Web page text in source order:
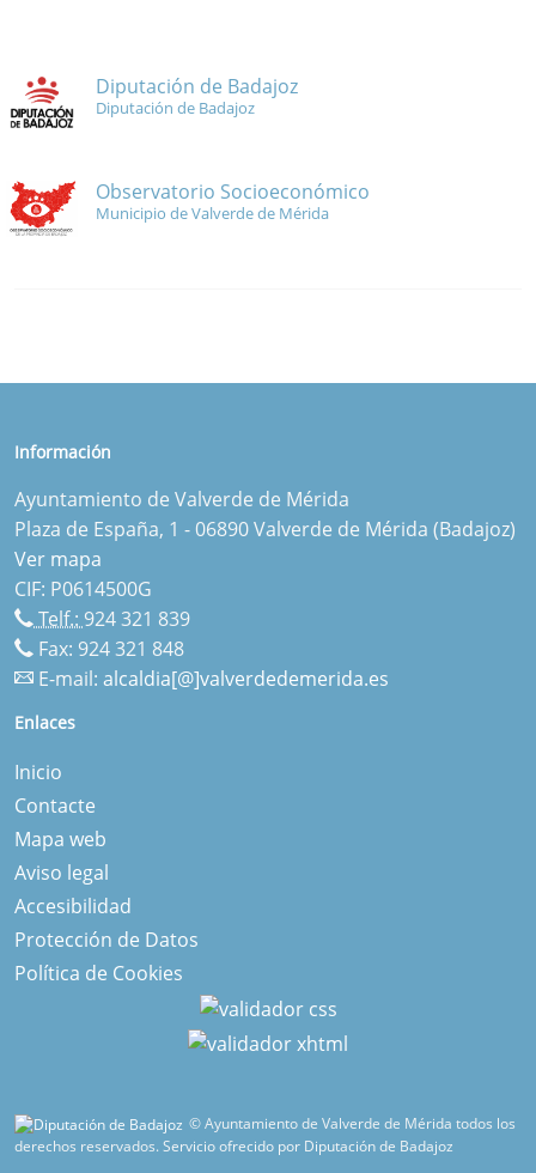
Diputación de Badajoz
Diputación de Badajoz
Observatorio Socioeconómico
Municipio de Valverde de Mérida
Información
Ayuntamiento de Valverde de Mérida
Plaza de España, 1 - 06890 Valverde de Mérida (Badajoz)
Ver mapa
CIF: P0614500G
Telf.: 924 321 839
Fax: 924 321 848
E-mail: alcaldia[@]valverdedemerida.es
Enlaces
Inicio
Contacte
Mapa web
Aviso legal
Accesibilidad
Protección de Datos
Política de Cookies
© Ayuntamiento de Valverde de Mérida todos los
derechos reservados.Servicio ofrecido por Diputación de Badajoz